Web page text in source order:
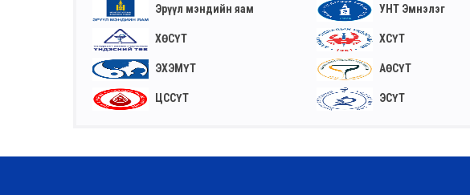
Эрүүл мэндийн яам УНТ Эмнэлэг
ХӨСҮТ ХСҮТ
ЭХЭМҮТ АӨСҮТ
ЦССҮТ ЭСҮТ